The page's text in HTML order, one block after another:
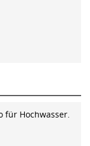
für Hochwasser.